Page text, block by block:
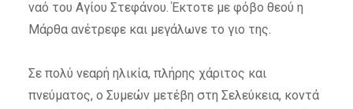
ναό του Αγίου Στεφάνου. Έκτοτε με φόβο θεού η
Μάρθα ανέτρεφε και μεγάλωνε το γιο της.
Σε πολύ νεαρή ηλικία, πλήρης χάριτος και
πνεύματος, ο Συμεών μετέβη στη Σελεύκεια, κοντά